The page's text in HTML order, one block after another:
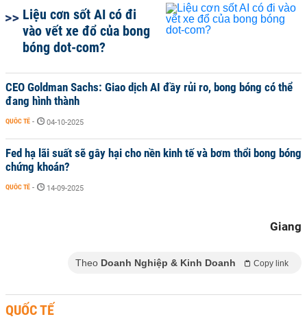
Liệu cơn sốt AI có đi
vào vết xe đổ của bong
bóng dot-com?
CEO Goldman Sachs: Giao dịch AI đầy rủi ro, bong bóng có thể
đang hình thành
QUỐC TẾ - 04-10-2025
Fed hạ lãi suất sẽ gây hại cho nền kinh tế và bơm thổi bong bóng
chứng khoán?
QUỐC TẾ - 14-09-2025
Giang
Theo Doanh Nghiệp & Kinh Doanh Copy link
QUỐC TẾ